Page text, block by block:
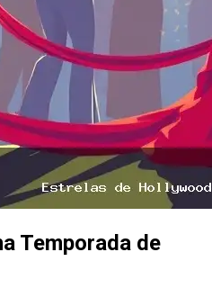
Temporada de